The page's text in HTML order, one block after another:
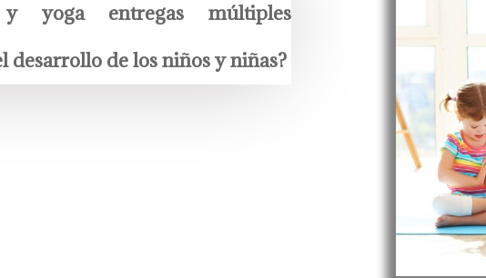
y yoga entregas múltiples
desarrollo de los niños y niñas?